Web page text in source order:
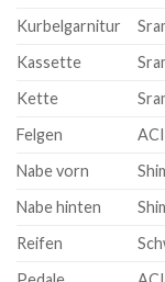
Kurbelgarnitur
Kassette
Kette
Felgen
Nabe vorn
Nabe hinten
Reifen